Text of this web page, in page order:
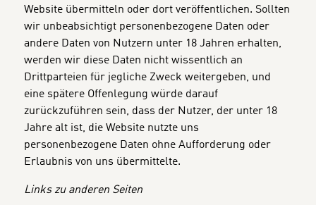
Website übermitteln oder dort veröffentlichen. Sollten
wir unbeabsichtigt personenbezogene Daten oder
andere Daten von Nutzern unter 18 Jahren erhalten,
werden wir diese Daten nicht wissentlich an
Drittparteien für jegliche Zweck weitergeben, und
eine spätere Offenlegung würde darauf
zurückzuführen sein, dass der Nutzer, der unter 18
Jahre alt ist, die Website nutzte uns
personenbezogene Daten ohne Aufforderung oder
Erlaubnis von uns übermittelte.
Links zu anderen Seiten